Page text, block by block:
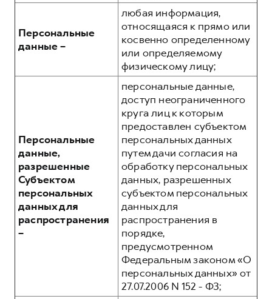
Персональные
данные –
любая информация,
относящаяся к прямо или
косвенно определенному
или определяемому
физическому лицу;
Персональные
данные,
разрешенные
Субъектом
персональных
данных для
распространения
–
персональные данные,
доступ неограниченного
круга лиц к которым
предоставлен субъектом
персональных данных
путем дачи согласия на
обработку персональных
данных, разрешенных
субъектом персональных
данных для
распространения в
порядке,
предусмотренном
Федеральным законом «О
персональных данных» от
27.07.2006 N 152 - ФЗ;